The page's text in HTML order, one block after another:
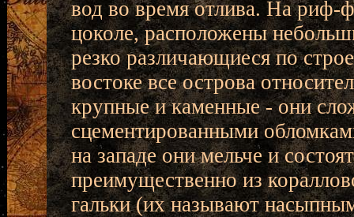
вод во время отлива. На риф-
цоколе, расположены
резко различающиеся по
востоке все острова
крупные и каменные - они
сцементированными
на западе они мельче и состоят
преимущественно из
гальки (их называют